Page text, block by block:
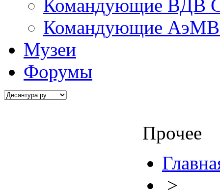
Командующие ВДВ
Командующие АэМВ
Музеи
Форумы
Прочее
>